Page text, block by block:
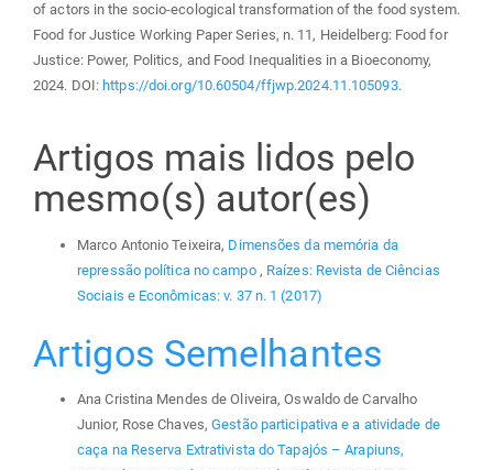
of actors in the socio-ecological transformation of the food system.
Food for Justice Working Paper Series, n. 11, Heidelberg: Food for
Justice: Power, Politics, and Food Inequalities in a Bioeconomy,
2024. DOI: https://doi.org/10.60504/ffjwp.2024.11.105093.
Artigos mais lidos pelo
mesmo(s) autor(es)
Marco Antonio Teixeira, Dimensões da memória da
repressão política no campo , Raízes: Revista de Ciências
Sociais e Econômicas: v. 37 n. 1 (2017)
Artigos Semelhantes
Ana Cristina Mendes de Oliveira, Oswaldo de Carvalho
Junior, Rose Chaves,Gestão participativa e a atividade de
caça na Reserva Extrativista do Tapajós – Arapiuns,